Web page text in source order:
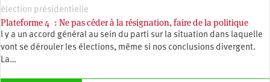
élection présidentielle
Plateforme 4 : Ne pas céder à la résignation, faire de la politique
l y a un accord général au sein du parti sur la situation dans laquelle
vont se dérouler les élections, même si nos conclusions divergent.
La…